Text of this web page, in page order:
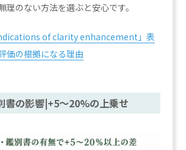
理のない方法を選ぶと安心です。
of clarity enhancement」表
価の根拠になる理由
書の影響|+5〜20%の上乗せ